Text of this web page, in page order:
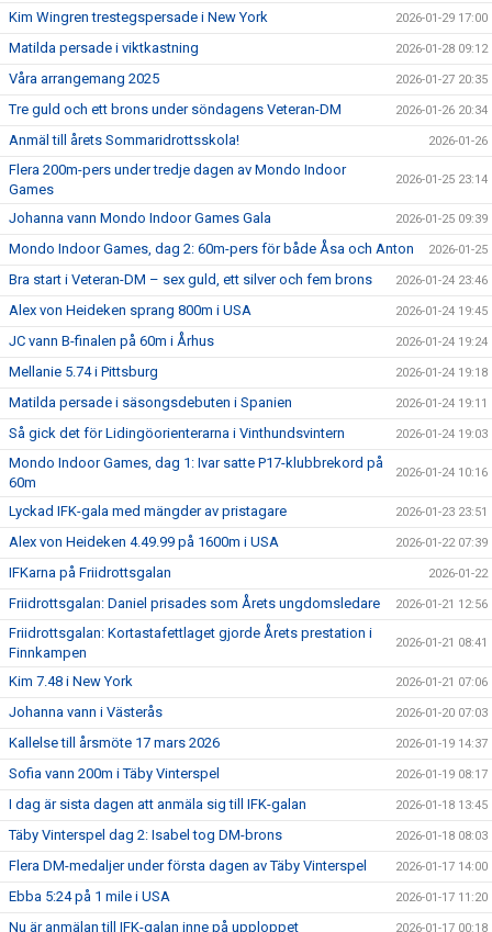
Kim Wingren trestegspersade i New York 2026-01-29 17:00
Matilda persade i viktkastning 2026-01-28 09:12
Våra arrangemang 2025 2026-01-27 20:35
Tre guld och ett brons under söndagens Veteran-DM 2026-01-26 20:34
Anmäl till årets Sommaridrottsskola! 2026-01-26
Flera 200m-pers under tredje dagen av Mondo Indoor
Games
2026-01-25 23:14
Johanna vann Mondo Indoor Games Gala 2026-01-25 09:39
Mondo Indoor Games, dag 2: 60m-pers för både Åsa och Anton 2026-01-25
Bra start i Veteran-DM – sex guld, ett silver och fem brons 2026-01-24 23:46
Alex von Heideken sprang 800m i USA 2026-01-24 19:45
JC vann B-finalen på 60m i Århus 2026-01-24 19:24
Mellanie 5.74 i Pittsburg 2026-01-24 19:18
Matilda persade i säsongsdebuten i Spanien 2026-01-24 19:11
Så gick det för Lidingöorienterarna i Vinthundsvintern 2026-01-24 19:03
Mondo Indoor Games, dag 1: Ivar satte P17-klubbrekord på
60m
2026-01-24 10:16
Lyckad IFK-gala med mängder av pristagare 2026-01-23 23:51
Alex von Heideken 4.49.99 på 1600m i USA 2026-01-22 07:39
IFKarna på Friidrottsgalan 2026-01-22
Friidrottsgalan: Daniel prisades som Årets ungdomsledare 2026-01-21 12:56
Friidrottsgalan: Kortastafettlaget gjorde Årets prestation i
Finnkampen
2026-01-21 08:41
Kim 7.48 i New York 2026-01-21 07:06
Johanna vann i Västerås 2026-01-20 07:03
Kallelse till årsmöte 17 mars 2026 2026-01-19 14:37
Sofia vann 200m i Täby Vinterspel 2026-01-19 08:17
I dag är sista dagen att anmäla sig till IFK-galan 2026-01-18 13:45
Täby Vinterspel dag 2: Isabel tog DM-brons 2026-01-18 08:03
Flera DM-medaljer under första dagen av Täby Vinterspel 2026-01-17 14:00
Ebba 5:24 på 1 mile i USA 2026-01-17 11:20
Nu är anmälan till IFK-galan inne på upploppet 2026-01-17 00:18